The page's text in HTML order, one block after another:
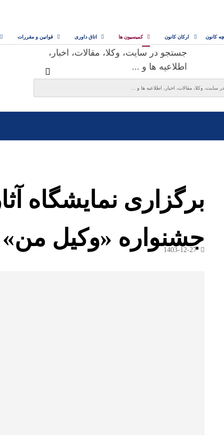
کانون ارکان کانون کمیسیون ها اتاق داوری قوانین و مقررات
جستجو در سایت، وکلا، مقالات، اخبار،
اطلاعیه ها و ...
برگزاری نمایشگاه
جشنواره «وکیل من»
1403-12-27